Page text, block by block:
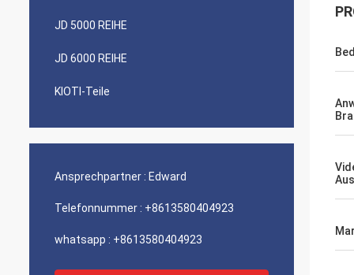
JD 5000 REIHE
JD 6000 REIHE
KIOTI-Teile
Ansprechpartner : Edward
Telefonnummer : +8613580404923
whatsapp : +8613580404923